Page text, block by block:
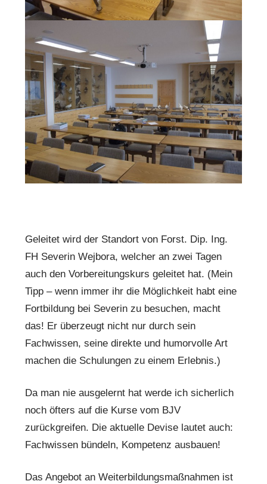
Geleitet wird der Standort von Forst. Dip. Ing.
FH Severin Wejbora, welcher an zwei Tagen
auch den Vorbereitungskurs geleitet hat. (Mein
Tipp – wenn immer ihr die Möglichkeit habt eine
Fortbildung bei Severin zu besuchen, macht
das! Er überzeugt nicht nur durch sein
Fachwissen, seine direkte und humorvolle Art
machen die Schulungen zu einem Erlebnis.)
Da man nie ausgelernt hat werde ich sicherlich
noch öfters auf die Kurse vom BJV
zurückgreifen. Die aktuelle Devise lautet auch:
Fachwissen bündeln, Kompetenz ausbauen!
Das Angebot an Weiterbildungsmaßnahmen ist